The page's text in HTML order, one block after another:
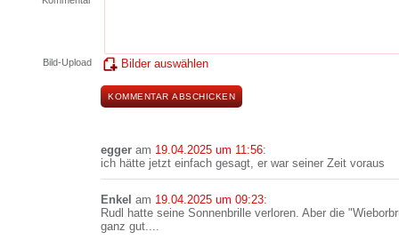
Bild-Upload Bilder auswählen
egger am 19.04.2025 um 11:56:
ich hätte jetzt einfach gesagt, er war seiner Zeit voraus
Enkel am 19.04.2025 um 09:23:
Rudl hatte seine Sonnenbrille verloren. Aber die
ganz gut....